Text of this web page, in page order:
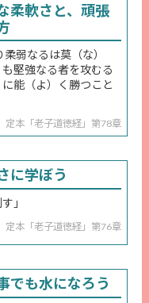
柔軟さと、頑張
柔弱なるは莫（な）
堅強なる者を攻むる
能（よ）く勝つこと
定本「老子道徳経」第78章
に学ぼう
」
定本「老子道徳経」第76章
でも水になろう